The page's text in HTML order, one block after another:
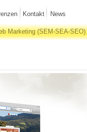
Marketing (SEM-SEA-SEO)
Kontakt News